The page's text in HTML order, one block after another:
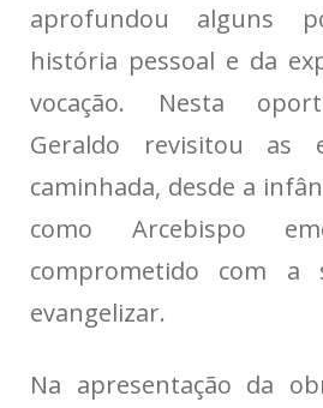
aprofundou alguns
história pessoal e da
vocação. Nesta
Geraldo revisitou as
caminhada, desde a
como Arcebispo
comprometido com a
evangelizar.
Na apresentação da